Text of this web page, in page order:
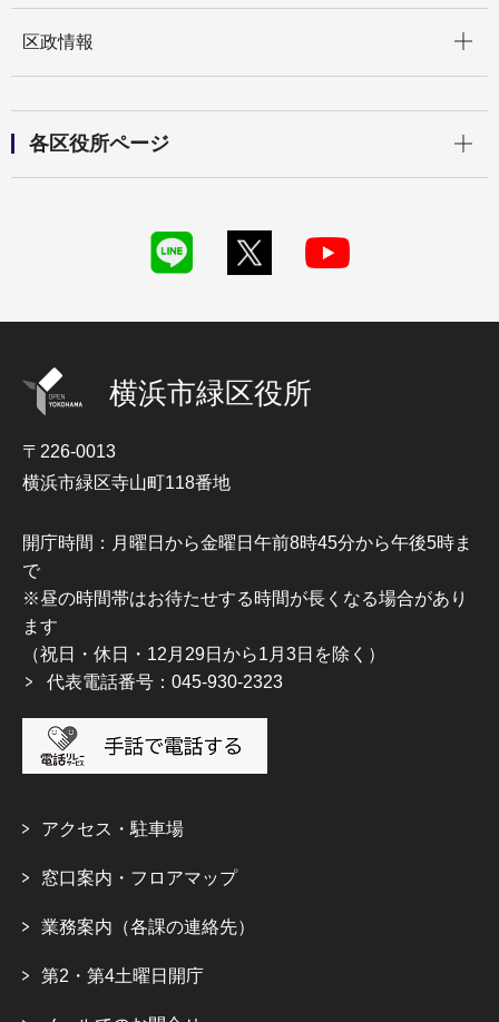
区政情報
各区役所ページ
横浜市緑区役所
〒226-0013
横浜市緑区寺山町118番地
開庁時間：月曜日から金曜日午前8時45分から午後5時ま
で
※昼の時間帯はお待たせする時間が長くなる場合があり
ます
（祝日・休日・12月29日から1月3日を除く）
代表電話番号：045-930-2323
アクセス・駐車場
窓口案内・フロアマップ
業務案内（各課の連絡先）
第2・第4土曜日開庁